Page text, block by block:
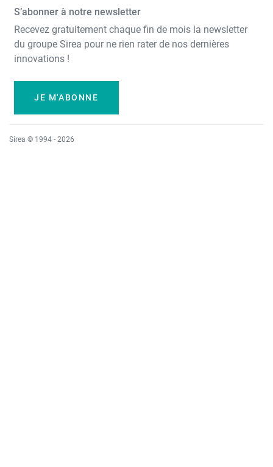
S’abonner à notre newsletter
Recevez gratuitement chaque fin de mois la newsletter
du groupe Sirea pour ne rien rater de nos dernières
innovations !
JE M'ABONNE
Sirea © 1994 - 2026